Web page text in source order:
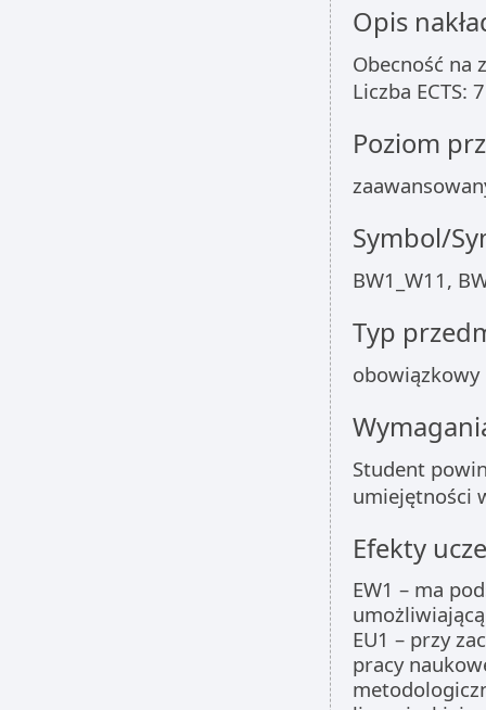
Opis
Obecność na
Liczba ECTS:
Poziom
Symbol/
BW1_W11,
Typ
obowiązkowy
Student
umiejętności
Efekty
EW1 – ma
EU1 – przy
pracy